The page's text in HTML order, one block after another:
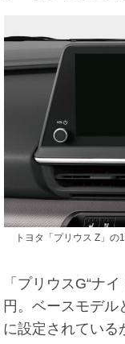
トヨタ「プリウス Z」
「プリウスG“ナ
円。ベースモデル
に設定されている